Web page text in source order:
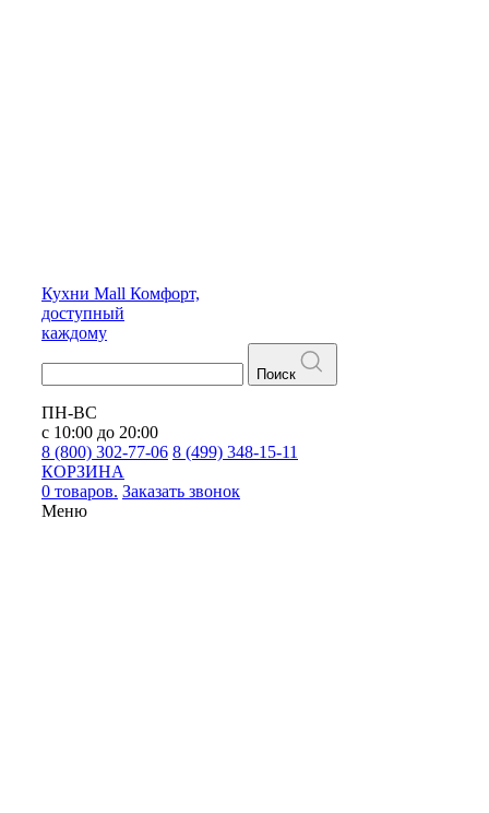
Кухни Mall Комфорт,
доступный
каждому
Поиск
ПН-ВС
с 10:00 до 20:00
8 (800) 302-77-06 8 (499) 348-15-11
КОРЗИНА
0 товаров. Заказать звонок
Меню